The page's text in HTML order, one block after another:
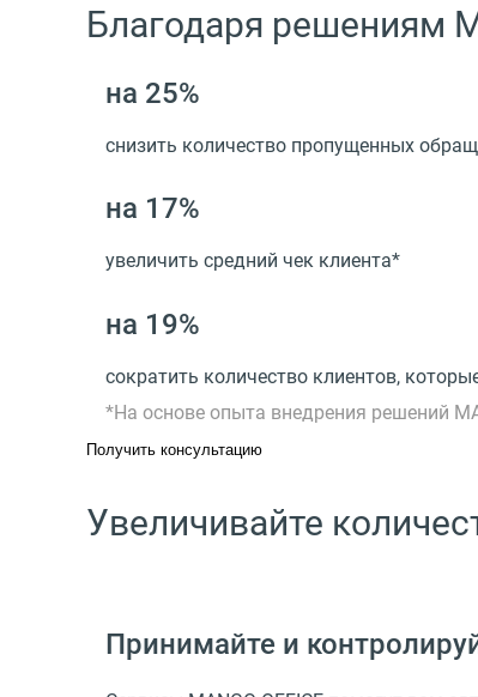
Благодаря решениям
на 25%
снизить количество пропущенных
на 17%
увеличить средний чек клиента*
на 19%
сократить количество клиентов,
*На основе опыта внедрения решений
Получить консультацию
Увеличивайте
Принимайте и